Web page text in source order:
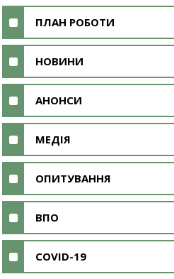
ПЛАН РОБОТИ
НОВИНИ
АНОНСИ
МЕДІЯ
ОПИТУВАННЯ
ВПО
COVID-19